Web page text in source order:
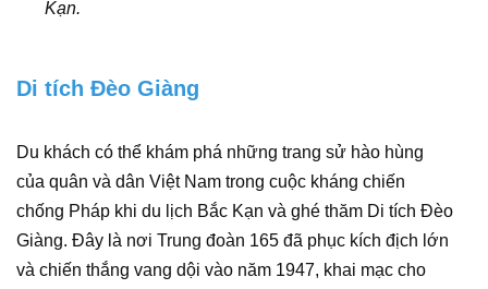
Kạn.
Di tích Đèo Giàng
Du khách có thể khám phá những trang sử hào hùng
của quân và dân Việt Nam trong cuộc kháng chiến
chống Pháp khi du lịch Bắc Kạn và ghé thăm Di tích Đèo
Giàng. Đây là nơi Trung đoàn 165 đã phục kích địch lớn
và chiến thắng vang dội vào năm 1947, khai mạc cho